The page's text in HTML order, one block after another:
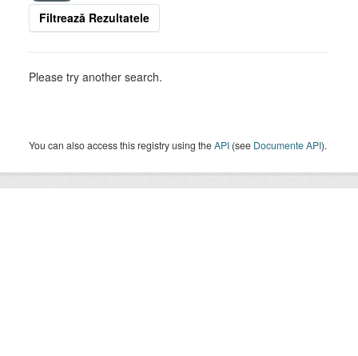
Filtrează Rezultatele
Please try another search.
You can also access this registry using theAPI (see Documente API).